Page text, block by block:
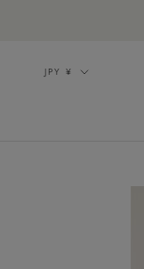
通
JPY ¥